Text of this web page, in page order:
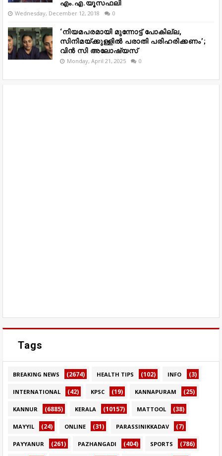
എം.എ.യൂസഫലി
Wednesday, December 12, 2018 0
‘നിയമപരമായി മുന്നോട്ട് പോകില്ല,
സിനിമയ്ക്കുള്ളിൽ പരാതി പരിഹരിക്കണം’;
വിൻ സി അലോഷ്യസ്
Monday, April 21, 2025 0
Tags
BREAKING NEWS (2674) HEALTH TIPS (102) INFO (3)
INTERNATIONAL (42) KPSC (19) KANNAPURAM (25)
KANNUR (6885) KERALA (10157) MATTOOL (38)
MAYYIL (24) ONLINE (31) PARASSINIKKADAV (7)
PAYYANUR (261) PAZHANGADI (404) SPORTS (786)